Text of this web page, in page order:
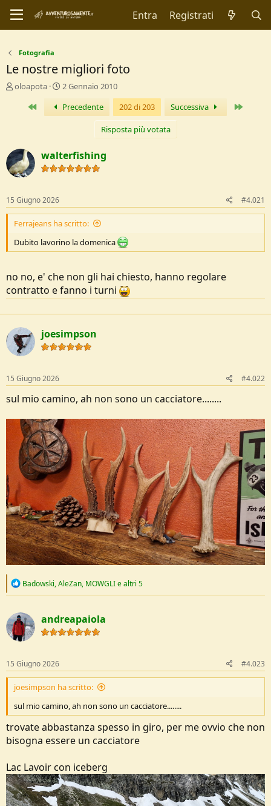
Entra Registrati
Fotografia
Le nostre migliori foto
C
r
e
D
c
u
s
s
i
e
oloapota
D
t
a
I
n
i
o
2 Gennaio 2010
Primo Precedente 202 di 203 Successiva
Risposta più votata
walterfishing
15 Giugno 2026 #4.021
Ferrajeans ha scritto:
Dubito lavorino la domenica
no no, e' che non gli hai chiesto, hanno regolare
contratto e fanno i turni
joesimpson
15 Giugno 2026 #4.022
sul mio camino, ah non sono un cacciatore........
R
c
t
i
o
s
:
Badowski,AleZan, MOWGLIe altri 5
andreapaiola
15 Giugno 2026 #4.023
joesimpson ha scritto:
sul mio camino, ah non sono un cacciatore........
trovate abbastanza spesso in giro, per me ovvio che non
bisogna essere un cacciatore
Lac Lavoir con iceberg